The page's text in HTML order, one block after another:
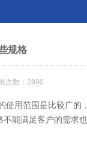
规格
次数：2890
使用范围是比较广
能满足客户的需求